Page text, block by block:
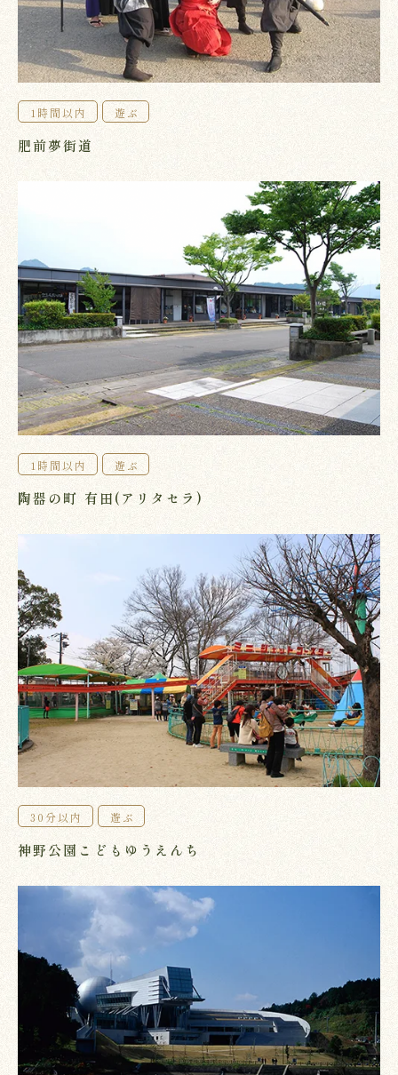
1時間以内 遊ぶ
肥前夢街道
1時間以内 遊ぶ
陶器の町 有田(アリタセラ)
30分以内 遊ぶ
神野公園こどもゆうえんち